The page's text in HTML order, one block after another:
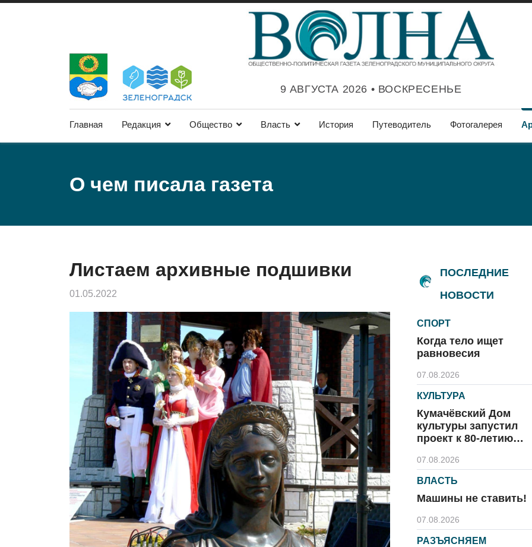
9 АВГУСТА 2026 • ВОСКРЕСЕНЬЕ
Главная Редакция Общество Власть История Путеводитель Фотогалерея
О чем писала газета
Листаем архивные подшивки
01.05.2022
ПОСЛЕДНИЕ
НОВОСТИ
СПОРТ
Когда тело ищет
равновесия
07.08.2026
КУЛЬТУРА
Кумачёвский Дом
культуры запустил
проект к 80-летию
07.08.2026
ВЛАСТЬ
Машины не ставить!
07.08.2026
РАЗЪЯСНЯЕМ